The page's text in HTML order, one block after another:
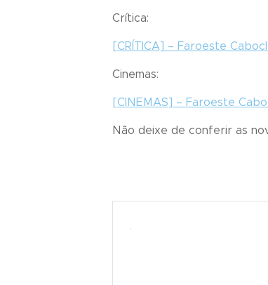
Crítica:
[CRÍTICA] – Faroeste
Cinemas:
[CINEMAS] – Faroeste
Não deixe de conferir as